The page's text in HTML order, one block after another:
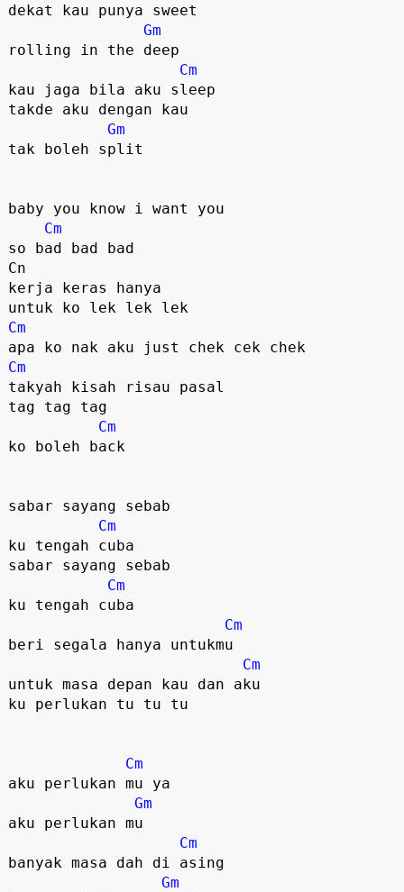
dekat kau punya sweet
Gm
rolling in the deep
Cm
kau jaga bila aku sleep
takde aku dengan kau
Gm
tak boleh split
baby you know i want you
Cm
so bad bad bad
Cn
kerja keras hanya
untuk ko lek lek lek
Cm
apa ko nak aku just chek cek chek
Cm
takyah kisah risau pasal
tag tag tag
Cm
ko boleh back
sabar sayang sebab
Cm
ku tengah cuba
sabar sayang sebab
Cm
ku tengah cuba
Cm
beri segala hanya untukmu
Cm
untuk masa depan kau dan aku
ku perlukan tu tu tu
Cm
aku perlukan mu ya
Gm
aku perlukan mu
Cm
banyak masa dah di asing
Gm